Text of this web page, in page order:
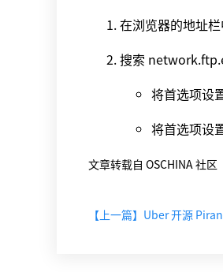
在浏览器的地址
搜索
将首选项设
将首选项设
文章转载自 OSCHINA 社区
【上一篇】Uber 开源